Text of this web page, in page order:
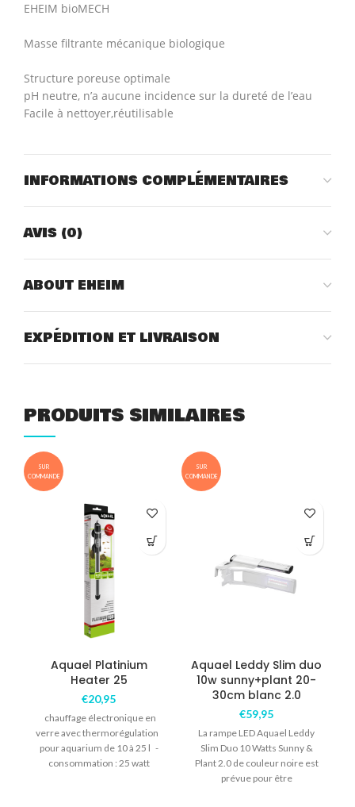
EHEIM bioMECH
Masse filtrante mécanique biologique
Structure poreuse optimale
pH neutre, n’a aucune incidence sur la dureté de l’eau
Facile à nettoyer,réutilisable
INFORMATIONS COMPLÉMENTAIRES
AVIS (0)
ABOUT EHEIM
EXPÉDITION ET LIVRAISON
PRODUITS SIMILAIRES
SUR
COMMANDE
Aquael Platinium
Heater 25
€20,95
chauffage électronique en
verre avec thermorégulation
pour aquarium de 10 à 25 l -
consommation : 25 watt
SUR
COMMANDE
Aquael Leddy Slim duo
10w sunny+plant 20-
30cm blanc 2.0
€59,95
La rampe LED Aquael Leddy
Slim Duo 10 Watts Sunny &
Plant 2.0 de couleur noire est
prévue pour être